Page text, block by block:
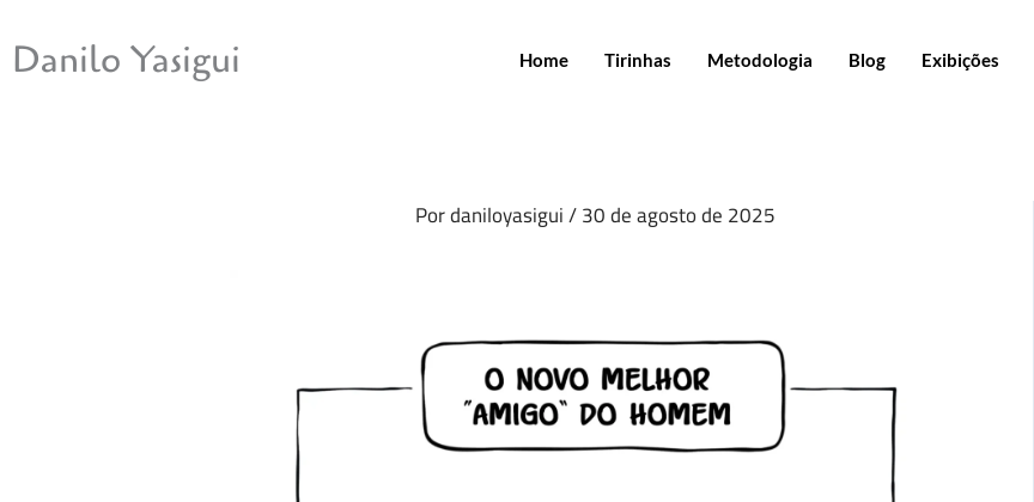
para
Danilo Yasigui Home Tirinhas Metodologia Blog Exibições
Pordaniloyasigui/30 de agosto de 2025